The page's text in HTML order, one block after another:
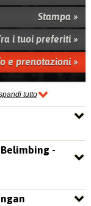
Stampa »
i tuoi preferiti »
e prenotazioni »
tutto
-